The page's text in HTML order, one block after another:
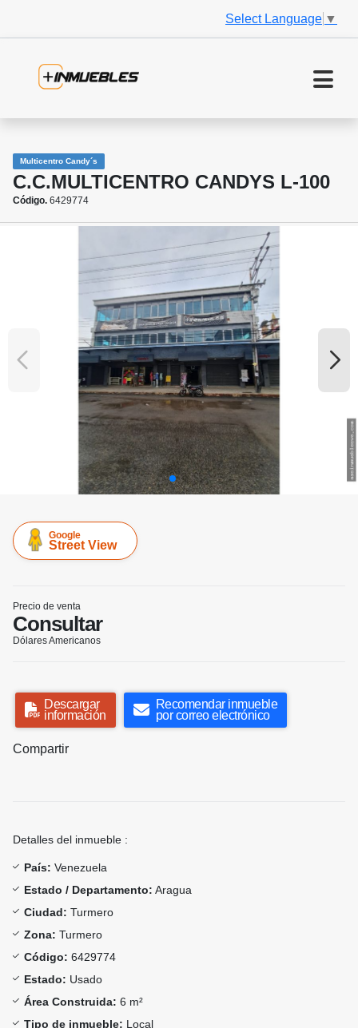
Select Language ▼
Multicentro Candy´s
C.C.MULTICENTRO CANDYS L-100
Código. 6429774
Google
Street View
Precio de venta
Consultar
Dólares Americanos
Descargar
información
Recomendar inmueble
por correo electrónico
Compartir
Detalles del inmueble :
País: Venezuela
Estado / Departamento: Aragua
Ciudad: Turmero
Zona: Turmero
Código: 6429774
Estado: Usado
Área Construida: 6 m²
Tipo de inmueble: Local